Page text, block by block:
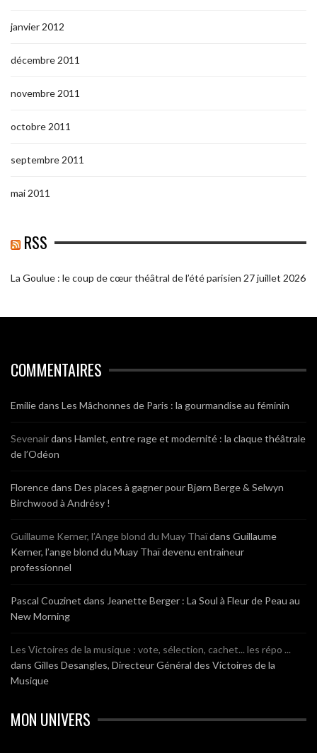
janvier 2012
décembre 2011
novembre 2011
octobre 2011
septembre 2011
mai 2011
RSS
La Goulue : le coup de cœur théâtral de l’été parisien 27 juillet 2026
COMMENTAIRES
Emiliedans Les Mâchonnes de Paris : la gourmandise au féminin
Sevenairdans Hamlet, entre rage et modernité : la claque théâtrale
de l’Odéon
Florencedans Des places à gagner pour Bjørn Berge & Selwyn
Birchwood à Andrésy !
Guillaume Kerner, l’Ange blond du Muay Thaïdans Guillaume
Kerner, l’ange blond du Muay Thaï devenu entraineur
professionnel
Pascal Couzinet dans Jeanette Berger : La Soul à Fleur de Peau au
New Morning
Les Victoires de la musique : vote, sélection, cachet... les répo ...
dans Gilles Desangles, Directeur Général des Victoires de la
Musique
MON UNIVERS